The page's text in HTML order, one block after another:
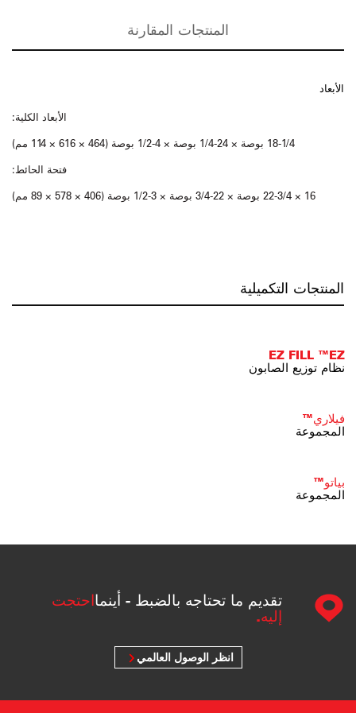
المنتجات المقارنة
الأبعاد
الأبعاد الكلية:
18-1/4 بوصة × 24-1/4 بوصة × 4-1/2 بوصة (464 × 616 × 114 مم)
فتحة الحائط:
16 × 22-3/4 بوصة × 22-3/4 بوصة × 3-1/2 بوصة (406 × 578 × 89 مم)
المنتجات التكميلية
EZ FILL ™EZ
نظام توزيع الصابون
فيلاري™
المجموعة
بياتو™
المجموعة
تقديم ما تحتاجه بالضبط - أينمااحتجت
إليه.
انظر الوصول العالمي